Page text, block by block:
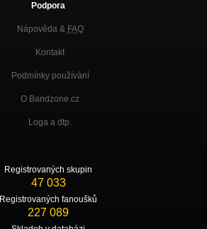
Podpora
Nápověda & FAQ
Kontakt
Podmínky používání
O Bandzone.cz
Loga a dtp.
Registrovaných skupin
47 033
Registrovaných fanoušků
227 089